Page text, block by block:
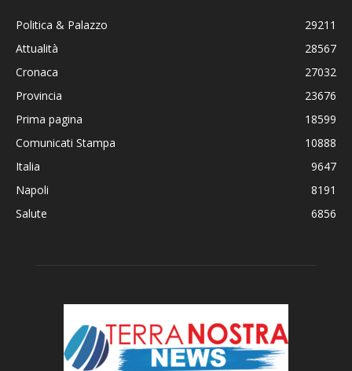
Politica & Palazzo
29211
Attualità
28567
Cronaca
27032
Provincia
23676
Prima pagina
18599
Comunicati Stampa
10888
Italia
9647
Napoli
8191
Salute
6856